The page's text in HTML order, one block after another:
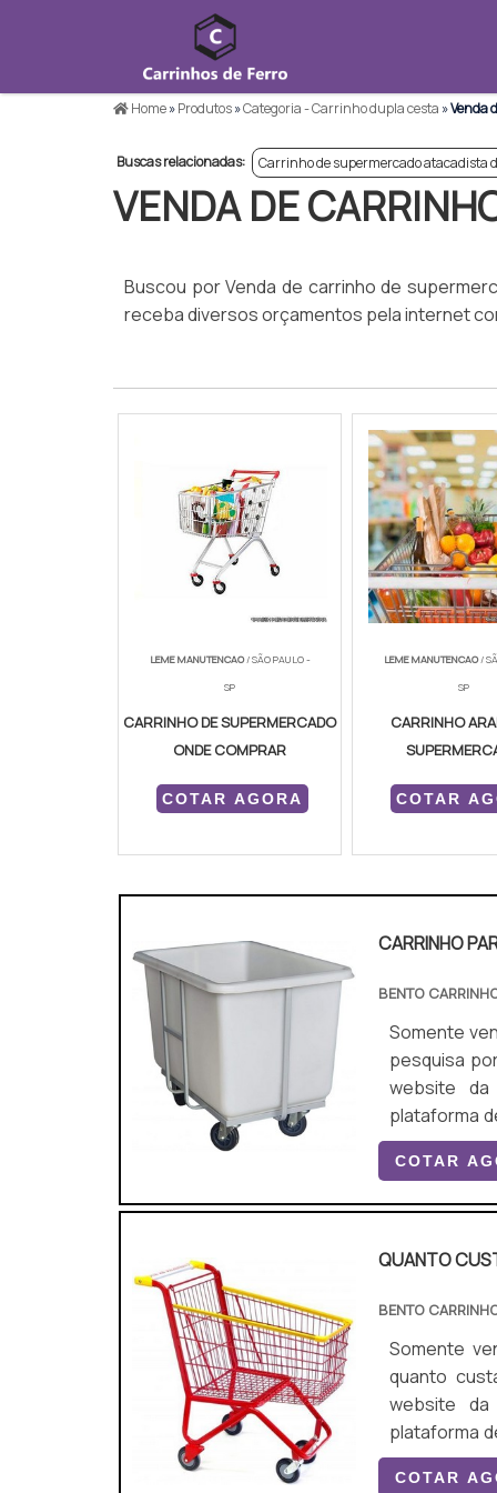
Home»Produtos»Categoria - Carrinho dupla cesta »Venda
Buscas relacionadas: Carrinho de supermercado atacadista
VENDA DE
Buscou por Venda de carrinho de
receba diversos orçamentos pela internet
LEME MANUTENCAO/ SÃO PAULO -
SP
CARRINHO DE SUPERMERCADO
ONDE COMPRAR
COTAR AGORA
LEME MANUTENCAO/
SP
CARRINHO
COTAR
CARRINHO
BENTO
Somente venda.
pesquisa
website da
plataforma
aquisição é mais segura. É
adquirido
garantir a...
COTAR
QUANTO
BENTO
Somente venda.
quanto
website da
plataforma
compra é mais assertiva. Quando a
de
COTAR